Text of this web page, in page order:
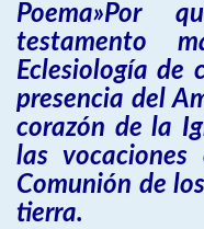
Poema»Por
testamento
Eclesiología de
presencia del
corazón de la
las vocaciones
Comunión de
tierra.